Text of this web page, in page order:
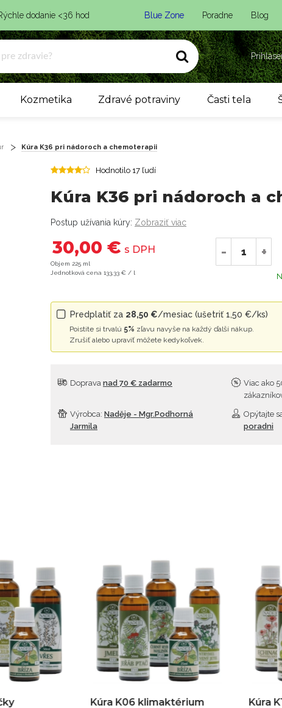
dodanie <36 hod Blue Zone Poradne Blog
Kozmetika Zdravé potraviny Časti tela
Kúra K36 pri nádoroch a chemoterapii
Hodnotilo 17 ľudí
Kúra K36 pri nádoroch a
Postup užívania kúry: Zobraziť viac
30,00 € s DPH
Objem 225 ml
Jednotková cena 133,33 € / l
- +
Predplatiť za 28,50 €/mesiac (ušetriť 1,50 €/ks)
Poistite si trvalú 5% zľavu navyše na každý ďalší nákup.
Zrušiť alebo upraviť môžete kedykoľvek.
Doprava nad 70 € zadarmo
Viac ako
Výrobca: Naděje - Mgr.Podhorná
Jarmila
Opýtajte
poradni
Kúra K06 klimaktérium
Kúra K11